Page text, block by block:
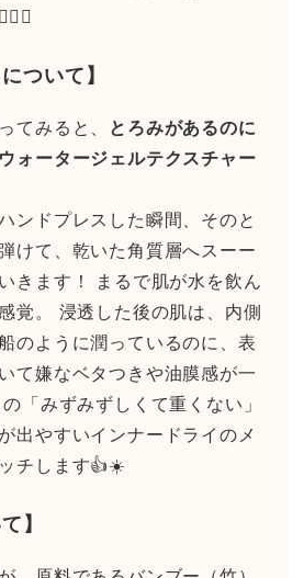
ついて】
てみると、 とろみがあるのに
ォータージェルテクスチャー
ンドプレスした瞬間、そのと
けて、乾いた角質層へスーー
きます！ まるで肌が水を飲ん
覚。 浸透した後の肌は、内側
のように潤っているのに、表
て嫌なベタつきや油膜感が一
「みずみずしくて重くない」
出やすいインナードライのメ
チします👍☀️
】